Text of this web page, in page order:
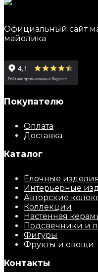
Официальный сайт
майолика
Покупателю
Оплата
Доставка
Каталог
Ёлочные изделия
Интерьерные
Авторские
Коллекции
Настенная
Подсвечники и
Фигуры
Фрукты и овощи
Контакты